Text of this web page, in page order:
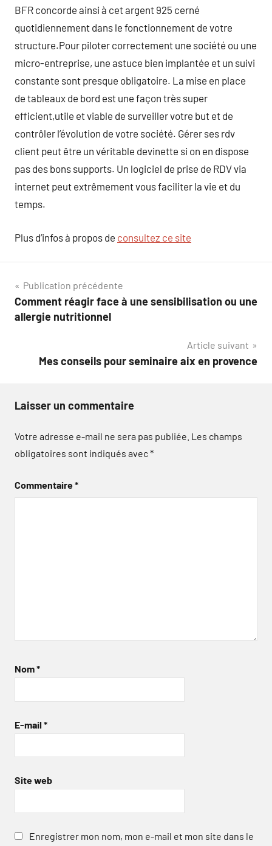
BFR concorde ainsi à cet argent 925 cerné
quotidiennement dans le fonctionnement de votre
structure.Pour piloter correctement une société ou une
micro-entreprise, une astuce bien implantée et un suivi
constante sont presque obligatoire. La mise en place
de tableaux de bord est une façon très super
efficient,utile et viable de surveiller votre but et de
contrôler l’évolution de votre société. Gérer ses rdv
client peut être un véritable devinette si on en dispose
pas des bons supports. Un logiciel de prise de RDV via
internet peut extrêmement vous faciliter la vie et du
temps.
Plus d’infos à propos de consultez ce site
Navigation
de
Publication précédente
Comment réagir face à une sensibilisation ou une
allergie nutritionnel
Article suivant
Mes conseils pour seminaire aix en provence
Laisser un commentaire
Votre adresse e-mail ne sera pas publiée. Les champs
obligatoires sont indiqués avec*
Commentaire*
Nom*
E-mail *
Site web
Enregistrer mon nom, mon e-mail et mon site dans le